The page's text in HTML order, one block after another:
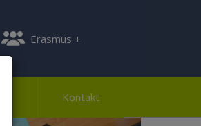
Erasmus +
Kontakt